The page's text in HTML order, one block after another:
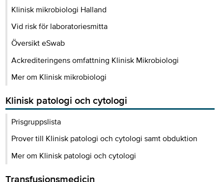
Klinisk mikrobiologi Halland
Vid risk för laboratoriesmitta
Översikt eSwab
Ackrediteringens omfattning Klinisk Mikrobiologi
Mer om Klinisk mikrobiologi
Klinisk patologi och cytologi
Prisgruppslista
Prover till Klinisk patologi och cytologi samt obduktion
Mer om Klinisk patologi och cytologi
Transfusionsmedicin